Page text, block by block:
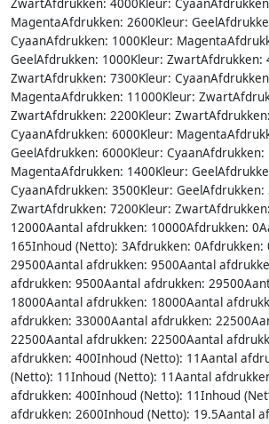
ZwartAfdrukken: 4000Kleur:
MagentaAfdrukken: 2600Kleur:
CyaanAfdrukken: 1000Kleur:
GeelAfdrukken: 1000Kleur: ZwartAfdrukken:
ZwartAfdrukken: 7300Kleur:
MagentaAfdrukken: 11000Kleur:
ZwartAfdrukken: 2200Kleur:
CyaanAfdrukken: 6000Kleur:
GeelAfdrukken: 6000Kleur: CyaanAfdrukken:
MagentaAfdrukken: 1400Kleur:
CyaanAfdrukken: 3500Kleur: GeelAfdrukken:
ZwartAfdrukken: 7200Kleur:
12000Aantal afdrukken: 10000Afdrukken:
165Inhoud (Netto): 3Afdrukken: 0Afdrukken:
29500Aantal afdrukken: 9500Aantal
afdrukken: 9500Aantal afdrukken:
18000Aantal afdrukken: 18000Aantal
afdrukken: 33000Aantal afdrukken:
22500Aantal afdrukken: 22500Aantal
afdrukken: 400Inhoud (Netto): 11Aantal
(Netto): 11Inhoud (Netto): 11Aantal
afdrukken: 400Inhoud (Netto): 11Inhoud
afdrukken: 2600Inhoud (Netto): 19.5Aantal